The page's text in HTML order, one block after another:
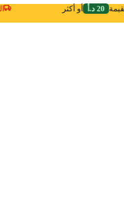
بقيمة 20 د.أ أو أكثر